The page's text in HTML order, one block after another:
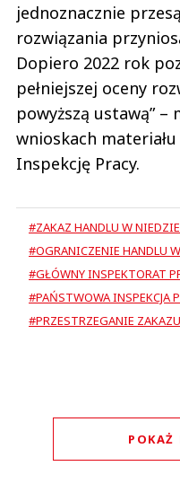
jednoznacznie
rozwiązania
Dopiero 2022 rok
pełniejszej oceny
powyższą ustawą” –
wnioskach
Inspekcję Pracy.
#ZAKAZ HANDLU W
#OGRANICZENIE HANDLU
#GŁÓWNY INSPEKTORAT
#PAŃSTWOWA INSPEKCJA
#PRZESTRZEGANIE
POKAŻ